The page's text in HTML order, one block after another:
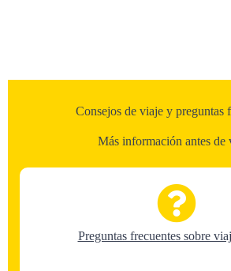
Consejos de viaje y preguntas
Más información antes de
Preguntas frecuentes sobre